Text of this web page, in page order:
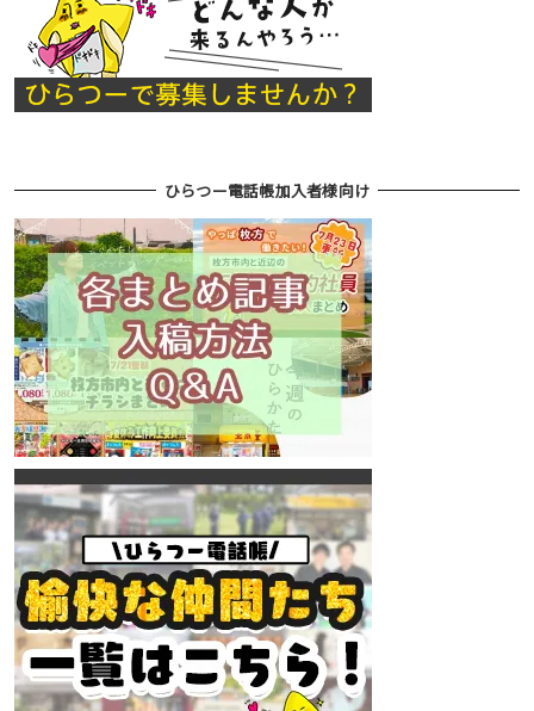
ひらつー電話帳加入者様向け